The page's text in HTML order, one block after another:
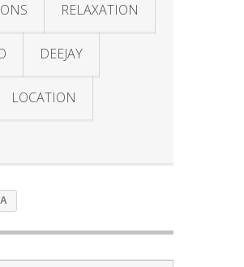
RELAXATION
DEEJAY
LOCATION